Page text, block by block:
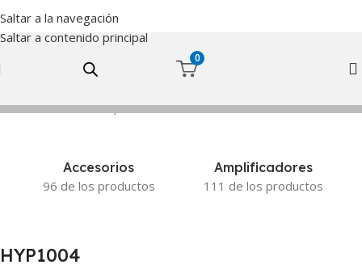
Saltar a la navegación
Saltar a contenido principal
0
Inicio Productos etiquetados “HYP1004”
Accesorios
96 de los productos
Amplificadores
111 de los productos
HYP1004